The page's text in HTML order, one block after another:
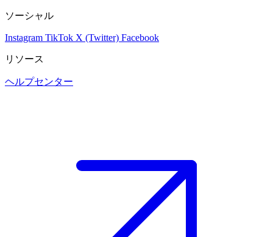
ソーシャル
Instagram TikTok X (Twitter) Facebook
リソース
ヘルプセンター